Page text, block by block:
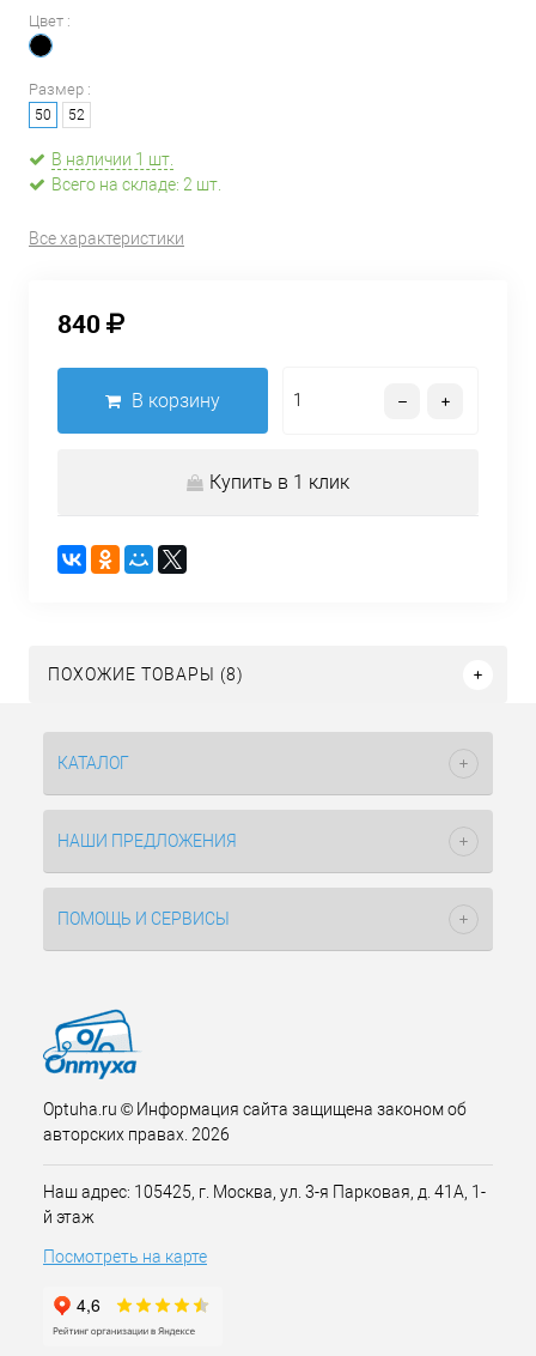
Цвет :
Размер :
50 52
В наличии 1 шт.
Всего на складе: 2 шт.
Все характеристики
840
В корзину
Купить в 1 клик
ПОХОЖИЕ ТОВАРЫ (8)
КАТАЛОГ
НАШИ ПРЕДЛОЖЕНИЯ
ПОМОЩЬ И СЕРВИСЫ
Optuha.ru © Информация сайта защищена законом об
авторских правах. 2026
Наш адрес: 105425, г. Москва, ул. 3-я Парковая, д. 41А, 1-
й этаж
Посмотреть на карте